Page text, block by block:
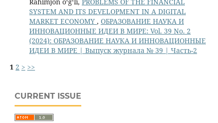
SYSTEM AND ITS DEVELOPMENT IN A DIGITAL
MARKET ECONOMY , ОБРАЗОВАНИЕ НАУКА И
ИННОВАЦИОННЫЕ ИДЕИ В МИРЕ: Vol. 39 No. 2
(2024): ОБРАЗОВАНИЕ НАУКА И ИННОВАЦИОННЫЕ
ИДЕИ В МИРЕ | Выпуск журнала № 39 | Часть-2
1 2 > >>
CURRENT ISSUE